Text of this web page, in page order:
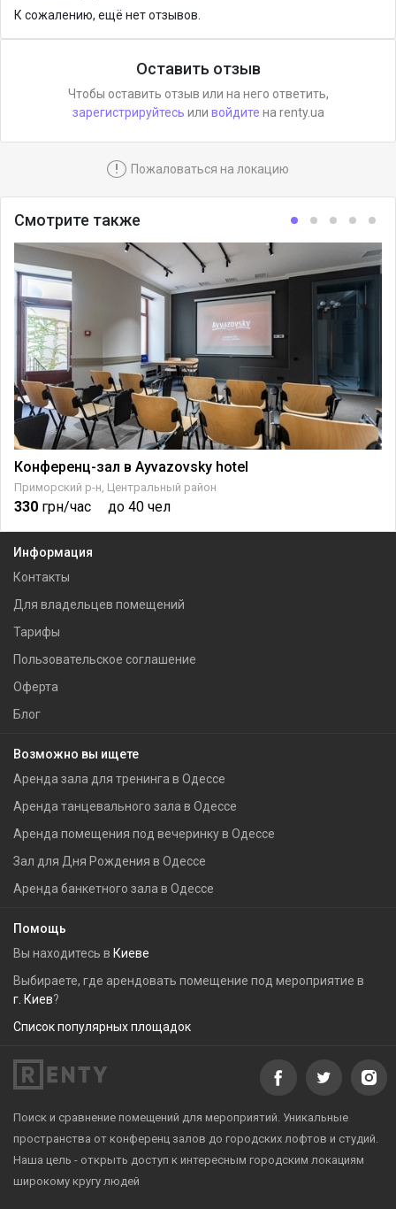
К сожалению, ещё нет отзывов.
Оставить отзыв
Чтобы оставить отзыв или на него ответить,
зарегистрируйтесь или войдите на renty.ua
! Пожаловаться на локацию
Смотрите также
Конференц-зал в Ayvazovsky hotel
Приморский р-н, Центральный район
330 грн/час до 40 чел
Информация
Контакты
Для владельцев помещений
Тарифы
Пользовательское соглашение
Оферта
Блог
Возможно вы ищете
Аренда зала для тренинга в Одессе
Аренда танцевального зала в Одессе
Аренда помещения под вечеринку в Одессе
Зал для Дня Рождения в Одессе
Аренда банкетного зала в Одессе
Помощь
Вы находитесь в Киеве
Выбираете, где арендовать помещение под мероприятие в
г. Киев?
Список популярных площадок
Поиск и сравнение помещений для мероприятий. Уникальные
пространства от конференц залов до городских лофтов и студий.
Наша цель - открыть доступ к интересным городским локациям
широкому кругу людей